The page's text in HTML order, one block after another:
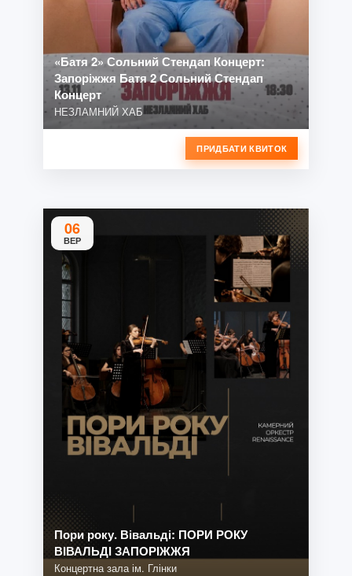
«Батя 2» Сольний Стендап Концерт:
Запоріжжя Батя 2 Сольний Стендап
Концерт
НЕЗЛАМНИЙ ХАБ
ПРИДБАТИ КВИТОК
06
ВЕР
Пори року. Вівальді: ПОРИ РОКУ
ВІВАЛЬДІ ЗАПОРІЖЖЯ
Концертна зала ім. Глінки